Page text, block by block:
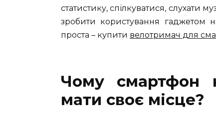
статистику, спілкуватися, слухати
зробити користування гаджетом
проста – купити велотримач для
Чому смартфон
мати своє місце?